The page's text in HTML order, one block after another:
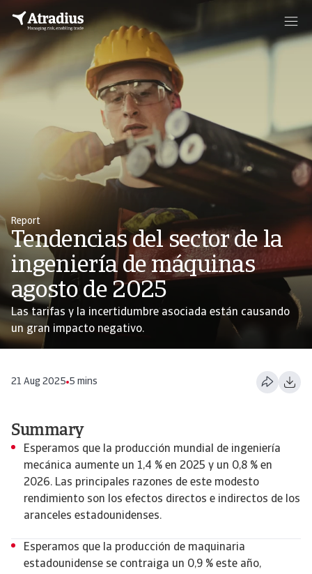
Report
Tendencias del sector de la
ingeniería de máquinas
agosto de 2025
Las tarifas y la incertidumbre asociada están causando
un gran impacto negativo.
21 Aug 2025 5 mins
Summary
Esperamos que la producción mundial de ingeniería
mecánica aumente un 1,4 % en 2025 y un 0,8 % en
2026. Las principales razones de este modesto
rendimiento son los efectos directos e indirectos de los
aranceles estadounidenses.
Esperamos que la producción de maquinaria
estadounidense se contraiga un 0,9 % este año,